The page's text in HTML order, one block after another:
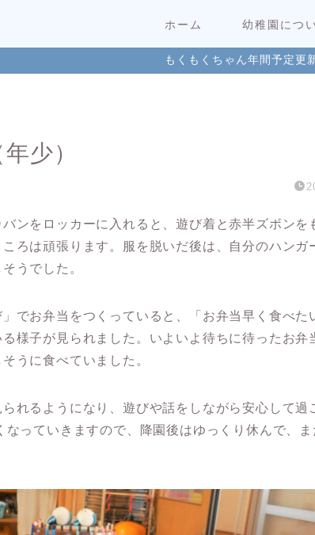
ホーム 幼稚園につ
もくもくちゃん年間予定更
少）
ンをロッカーに入れると、遊び着と赤半ズボンを
ろは頑張ります。服を脱いだ後は、自分のハンガ
うでした。
でお弁当をつくっていると、「お弁当早く食べた
様子が見られました。いよいよ待ちに待ったお弁
うに食べていました。
れるようになり、遊びや話をしながら安心して過
っていきますので、降園後はゆっくり休んで、ま